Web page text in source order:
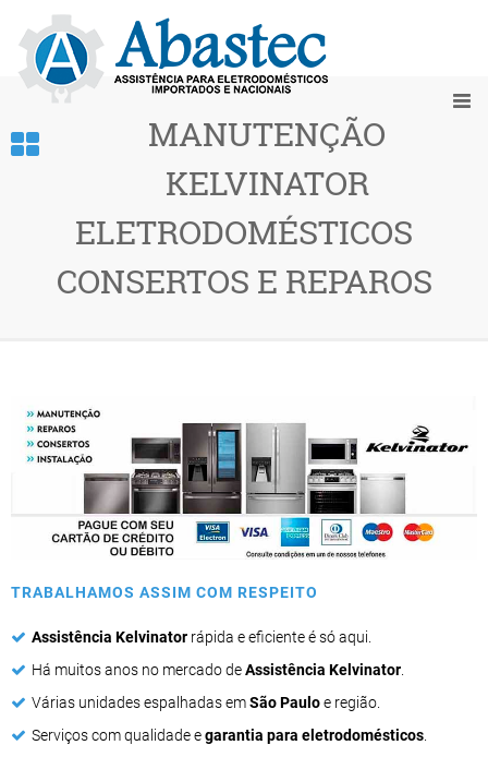
MANUTENÇÃO
KELVINATOR
ELETRODOMÉSTICOS
CONSERTOS E REPAROS
TRABALHAMOS ASSIM COM RESPEITO
Assistência Kelvinator rápida e eficiente é só aqui.
Há muitos anos no mercado deAssistência Kelvinator
Várias unidades espalhadas emSão Pauloe região.
Serviços com qualidade egarantia para eletrodomésticos